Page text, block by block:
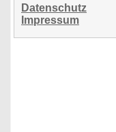
Datenschutz
Impressum